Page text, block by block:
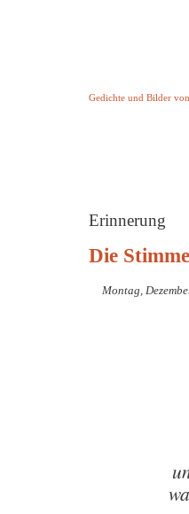
Gedichte und Bilder
Erinnerung
Die
Montag,